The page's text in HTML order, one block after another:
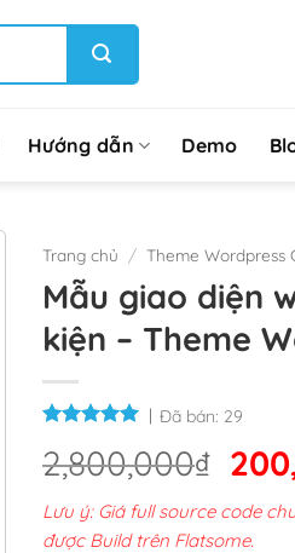
Hướng dẫn Demo
Trang chủ / Theme Wordpress
Mẫu giao diện
kiện – Theme
Đã bán: 29
2,800,000₫ Giá
gốc
là:
Lưu ý: Giá full source code
được Build trên Flatsome.